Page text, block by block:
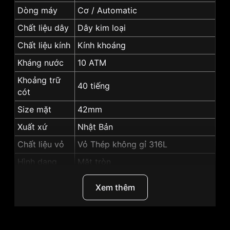
Dòng máy
Cơ / Automatic
Chất liệu dây
Dây kim loại
Chất liệu kính
Kính khoáng
Kháng nước
10 ATM
Khoảng trữ
cót
40 tiếng
Size mặt
42mm
Xuất xứ
Nhật Bản
Chất liệu vỏ
Vỏ Thép không gỉ 316L
Hình dạng
Mặt tròn
Vỏ Màu Bạc
12.3mm
Xem thêm